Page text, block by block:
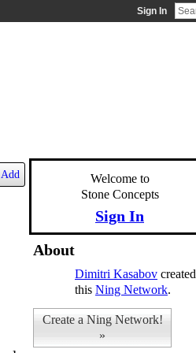
Sign In
Add
Welcome to
Stone Concepts
Sign In
About
Dimitri Kasabov created
this Ning Network.
Create a Ning Network!
»